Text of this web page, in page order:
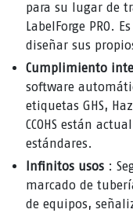
para su lugar de
LabelForge PRO.
diseñar sus
Cumplimiento
software
etiquetas GHS,
CCOHS están
estándares.
Infinitos usos :
marcado de
de equipos,